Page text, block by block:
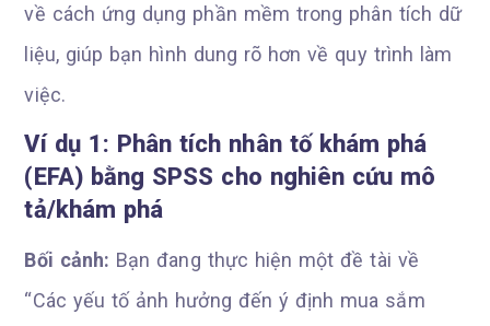
về cách ứng dụng phần mềm trong phân tích dữ
liệu, giúp bạn hình dung rõ hơn về quy trình làm
việc.
Ví dụ 1: Phân tích nhân tố khám phá
(EFA) bằng SPSS cho nghiên cứu mô
tả/khám phá
Bối cảnh: Bạn đang thực hiện một đề tài về
“Các yếu tố ảnh hưởng đến ý định mua sắm